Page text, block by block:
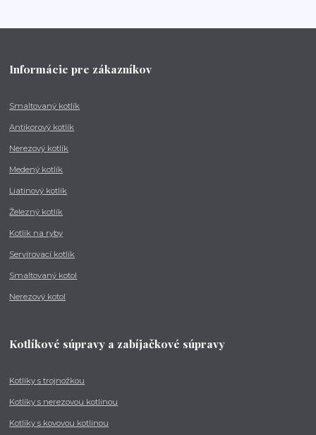
Informácie pre zákazníkov
Smaltovaný kotlík
Antikorový kotlík
Nerezový kotlík
Medený kotlík
Liatinový kotlík
Železný kotlík
Kotlík na ryby
Servírovací kotlík
Smaltovaný kotol
Nerezový kotol
Kotlíkové súpravy a zabíjačkové súpravy
Kotlíky s trojnožkou
Kotlíky s nerezovou kotlinou
Kotlíky s kovovou kotlinou